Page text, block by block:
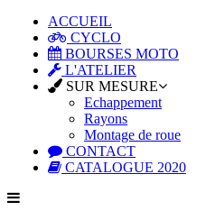
ACCUEIL
CYCLO
BOURSES MOTO
L'ATELIER
SUR MESURE
Echappement
Rayons
Montage de roue
CONTACT
CATALOGUE 2020